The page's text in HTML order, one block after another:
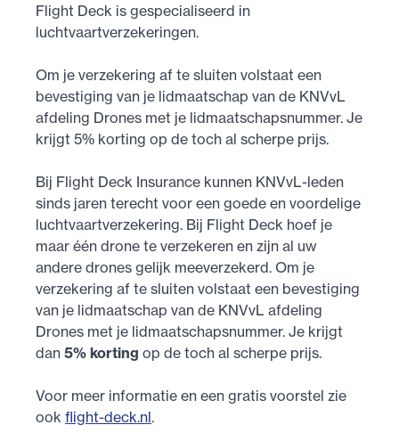
Flight Deck is gespecialiseerd in
luchtvaartverzekeringen.
Om je verzekering af te sluiten volstaat een
bevestiging van je lidmaatschap van de KNVvL
afdeling Drones met je lidmaatschapsnummer. Je
krijgt 5% korting op de toch al scherpe prijs.
Bij Flight Deck Insurance kunnen KNVvL-leden
sinds jaren terecht voor een goede en voordelige
luchtvaartverzekering. Bij Flight Deck hoef je
maar één drone te verzekeren en zijn al uw
andere drones gelijk meeverzekerd. Om je
verzekering af te sluiten volstaat een bevestiging
van je lidmaatschap van de KNVvL afdeling
Drones met je lidmaatschapsnummer. Je krijgt
dan 5% korting op de toch al scherpe prijs.
Voor meer informatie en een gratis voorstel zie
ook flight-deck.nl.